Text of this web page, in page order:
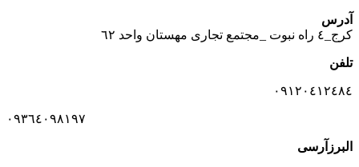
آدرس
كرج_٤ راه نبوت _مجتمع تجارى مهستان واحد ٦٢
تلفن
٠٩١٢٠٤١٢٤٨٤
٠٩٣٦٤٠٩٨١٩٧
البرزآرسی